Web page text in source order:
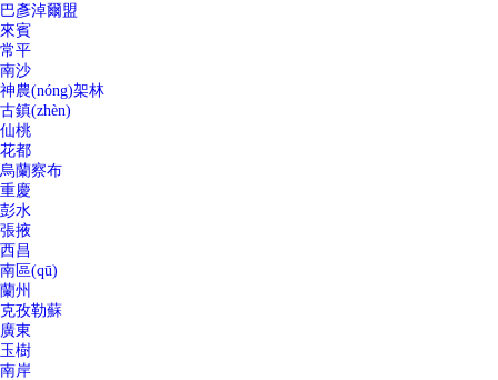
巴彥淖爾盟
來賓
常平
南沙
神農(nóng)架林
古鎮(zhèn)
仙桃
花都
烏蘭察布
重慶
彭水
張掖
西昌
南區(qū)
蘭州
克孜勒蘇
廣東
玉樹
南岸